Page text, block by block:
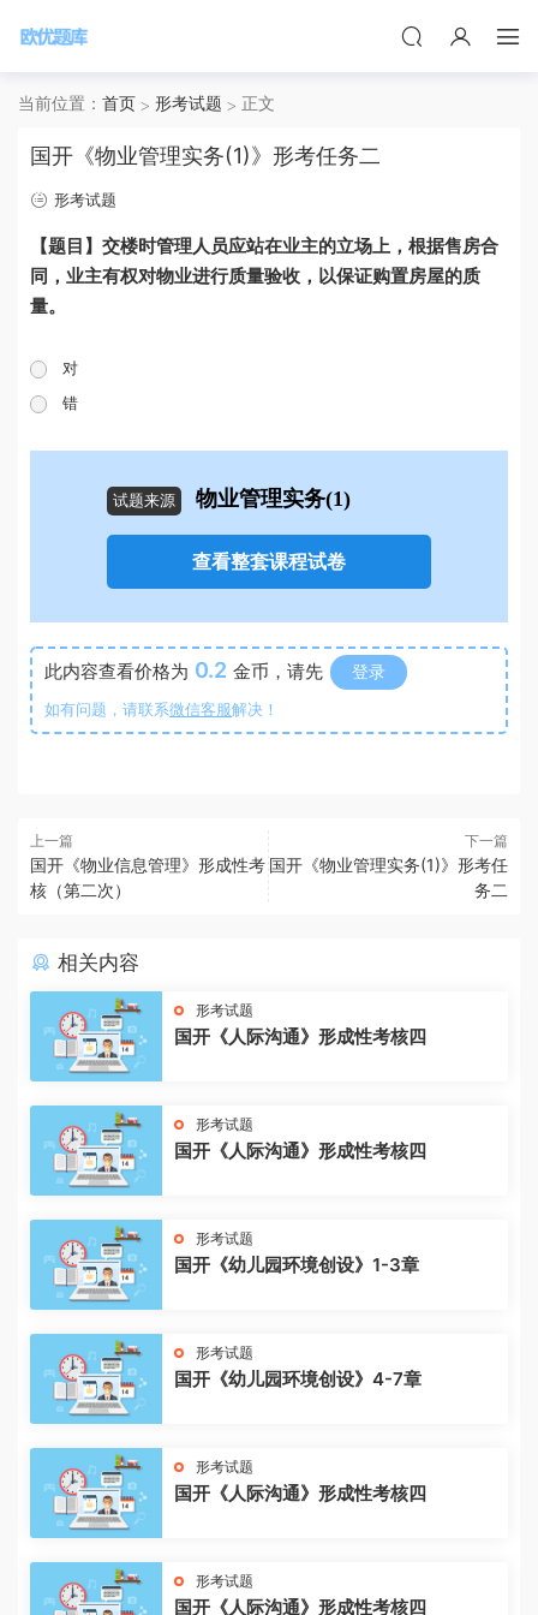
当前位置： 首页 形考试题 正文
国开《物业管理实务(1)》形考任务二
形考试题
【题目】交楼时管理人员应站在业主的立场上，根据售房合
同，业主有权对物业进行质量验收，以保证购置房屋的质
量。
对
错
试题来源 物业管理实务(1)
查看整套课程试卷
此内容查看价格为 0.2 金币，请先 登录
如有问题，请联系微信客服解决！
上一篇
国开《物业信息管理》形成性考
核（第二次）
下一篇
国开《物业管理实务(1)》形考任
务二
相关内容
形考试题
国开《人际沟通》形成性考核四
形考试题
国开《人际沟通》形成性考核四
形考试题
国开《幼儿园环境创设》1-3章
形考试题
国开《幼儿园环境创设》4-7章
形考试题
国开《人际沟通》形成性考核四
形考试题
国开《人际沟通》形成性考核四